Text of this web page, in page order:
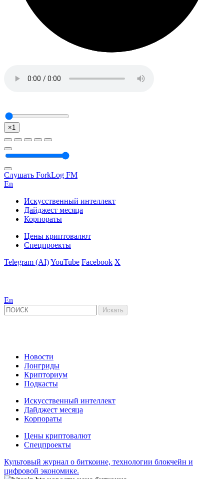
×1
Слушать ForkLog FM
En
Искусственный интеллект
Дайджест месяца
Корпораты
Цены криптовалют
Спецпроекты
Telegram (AI)YouTube Facebook X
En
Новости
Лонгриды
Крипториум
Подкасты
Искусственный интеллект
Дайджест месяца
Корпораты
Цены криптовалют
Спецпроекты
Культовый журнал о биткоине, технологии блокчейн и
цифровой экономике.